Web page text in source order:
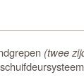
(twee